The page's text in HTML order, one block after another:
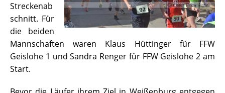
Streckenab
schnitt. Für
die beiden
Mannschaften waren Klaus Hüttinger für FFW
Geislohe 1 und Sandra Renger für FFW Geislohe 2 am
Start.